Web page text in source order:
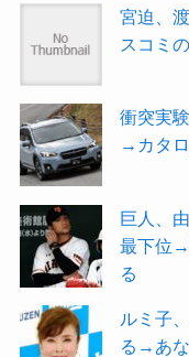
宮迫、
スコミ
衝突実
→カタ
巨人、
最下位→
る
ルミ子
る→あ